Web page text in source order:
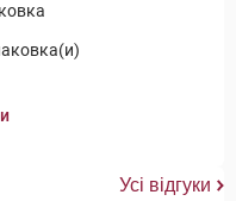
Усі відгуки